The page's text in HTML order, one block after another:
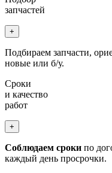
запчастей
+
Подбираем запчасти,
новые или б/у.
Сроки
и качество
работ
+
Соблюдаем сроки по
каждый день просрочки.